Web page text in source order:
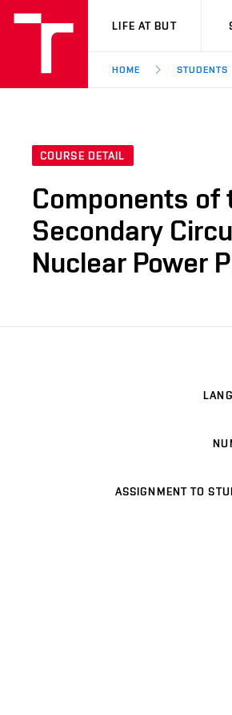
VUT
LIFE AT BUT
HOME STUDENTS
COURSE DETAIL
Components of
Secondary
Nuclear Power
ASSIGNMENT TO